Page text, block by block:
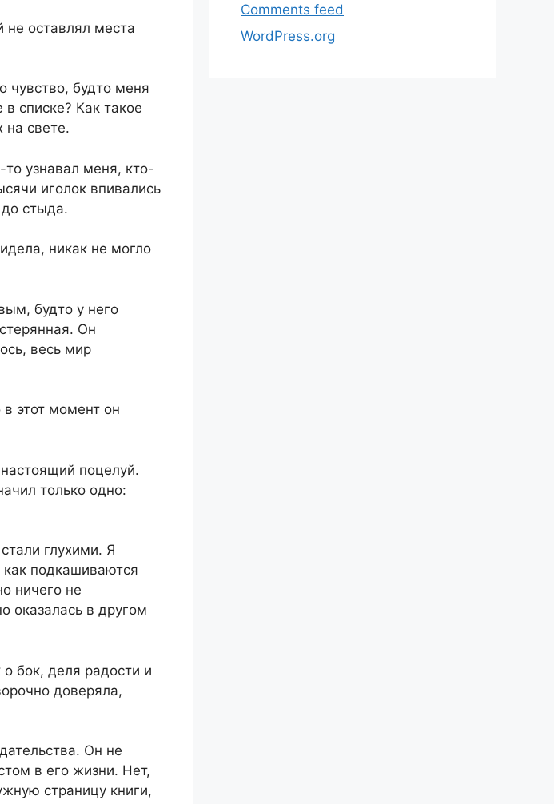
не оставлял места
чувство, будто меня
списке? Как такое
на свете.
то узнавал меня, кто-
иголок впивались
стыда.
никак не могло
будто у него
Он
весь мир
этот момент он
поцелуй.
только одно:
глухими. Я
подкашиваются
ничего не
оказалась в другом
бок, деля радости и
доверяла,
Он не
в его жизни. Нет,
страницу книги,
Comments feed
WordPress.org